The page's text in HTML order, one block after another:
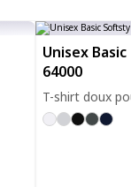
Unisex
64000
T-shirt doux